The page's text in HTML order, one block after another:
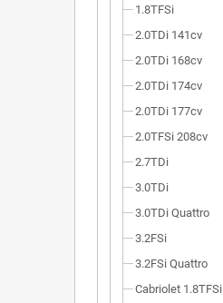
1.8TFSi
2.0TDi 141cv
2.0TDi 168cv
2.0TDi 174cv
2.0TDi 177cv
2.0TFSi 208cv
2.7TDi
3.0TDi
3.0TDi Quattro
3.2FSi
3.2FSi Quattro
Cabriolet 1.8TFSi